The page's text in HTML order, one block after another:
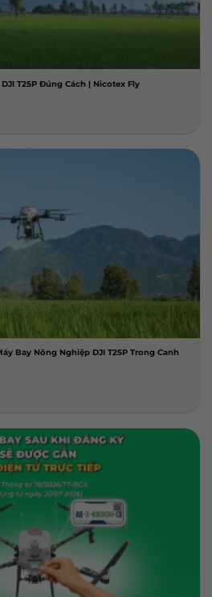
T25P Đúng Cách | Nicotex Fly
Bay Nông Nghiệp DJI T25P Trong Canh